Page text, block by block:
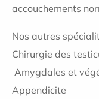
accouchements
Nos autres
Chirurgie des
Amygdales et
Appendicite